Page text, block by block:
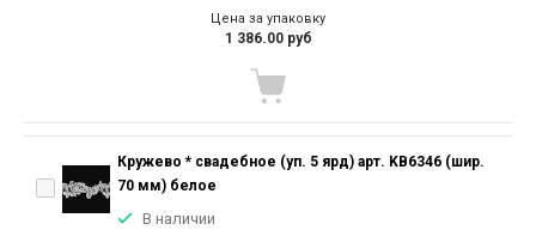
Цена за упаковку
1 386.00 руб
Кружево * свадебное (уп. 5 ярд) арт. KB6346 (шир.
70 мм) белое
В наличии